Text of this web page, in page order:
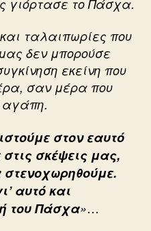
γιόρτασε το Πάσχα.
ταλαιπωρίες που
δεν μπορούσε
εκείνη που
σαν μέρα που
αγάπη.
στον εαυτό
σκέψεις μας,
αυτό και
του Πάσχα»…